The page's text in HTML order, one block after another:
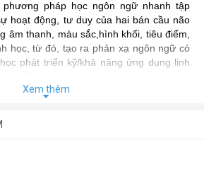
pháp học ngôn ngữ nhanh tập
hoạt động, tư duy của hai bán cầu não
âm thanh, màu sắc,hình khối, tiêu điểm,
học, từ đó, tạo ra phản xạ ngôn ngữ có
phát triển kỹ/khả năng ứng dụng linh
cần đến trung tâm, trường lớp nào
phát triển toàn diện các kỹ năng, trọn
Xem thêm